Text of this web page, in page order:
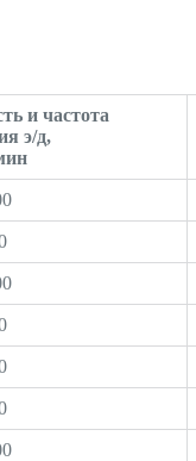
и частота
э/д,